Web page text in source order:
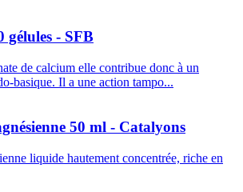
gélules - SFB
de calcium elle contribue donc à un
basique. Il a une action tampo...
50 ml - Catalyons
liquide hautement concentrée, riche en